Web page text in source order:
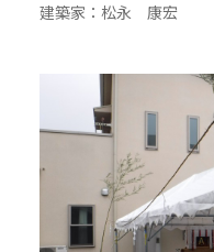
建築家：松永 康宏